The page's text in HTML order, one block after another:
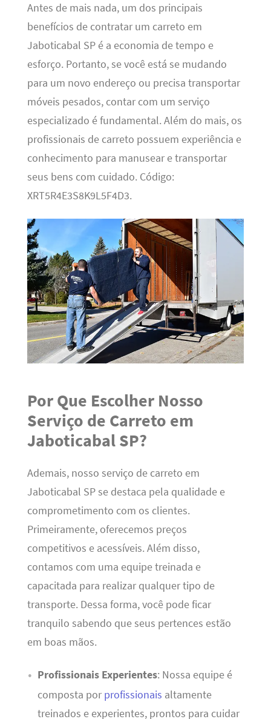
Antes de mais nada, um dos principais
benefícios de contratar um carreto em
Jaboticabal SP é a economia de tempo e
esforço. Portanto, se você está se mudando
para um novo endereço ou precisa transportar
móveis pesados, contar com um serviço
especializado é fundamental. Além do mais, os
profissionais de carreto possuem experiência e
conhecimento para manusear e transportar
seus bens com cuidado. Código:
XRT5R4E3S8K9L5F4D3.
Por Que Escolher Nosso
Serviço de Carreto em
Jaboticabal SP?
Ademais, nosso serviço de carreto em
Jaboticabal SP se destaca pela qualidade e
comprometimento com os clientes.
Primeiramente, oferecemos preços
competitivos e acessíveis. Além disso,
contamos com uma equipe treinada e
capacitada para realizar qualquer tipo de
transporte. Dessa forma, você pode ficar
tranquilo sabendo que seus pertences estão
em boas mãos.
Profissionais Experientes: Nossa equipe é
composta por profissionais altamente
treinados e experientes, prontos para cuidar